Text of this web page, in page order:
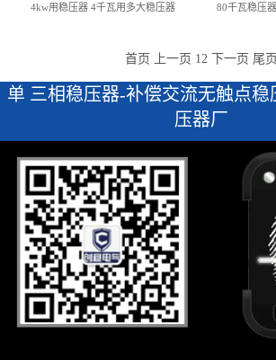
4kw用稳压器 4千瓦用多大稳压器 80千瓦稳压
首页 上一页 1 2 下一页 尾页
单 三相稳压器-补偿交流无触点
压器厂